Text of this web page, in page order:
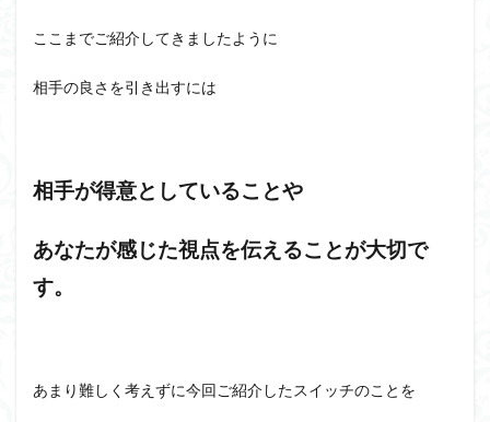
ここまでご紹介してきましたように
相手の良さを引き出すには
相手が得意としていることや
あなたが感じた視点を伝えることが大切で
す。
あまり難しく考えずに今回ご紹介したスイッチのことを